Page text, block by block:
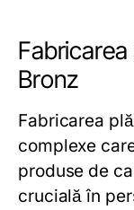
Bronz
Fabricarea
complexe
produse de
crucială în